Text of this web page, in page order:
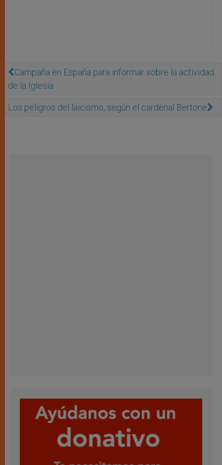
Campaña en España para informar sobre la actividad
de la Iglesia
Los peligros del laicismo, según el cardenal Bertone